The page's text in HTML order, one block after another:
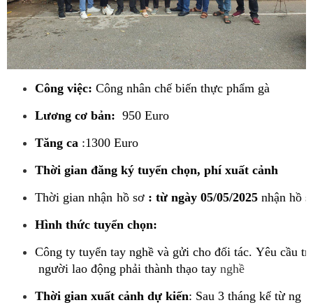
Công việc: Công nhân chế biến thực phẩm gà
Lương cơ bản: 950 Euro
Tăng ca :1300 Euro
Thời gian đăng ký tuyển chọn, phí xuất cảnh
Thời gian nhận hồ sơ : từ ngày 05/05/2025 nhận hồ
Hình thức tuyển chọn:
Công ty tuyển tay nghề và gửi cho đối tác. Yêu cầu
người lao động phải thành thạo tay nghề
Thời gian xuất cảnh dự kiến: Sau 3 tháng kể từ ng